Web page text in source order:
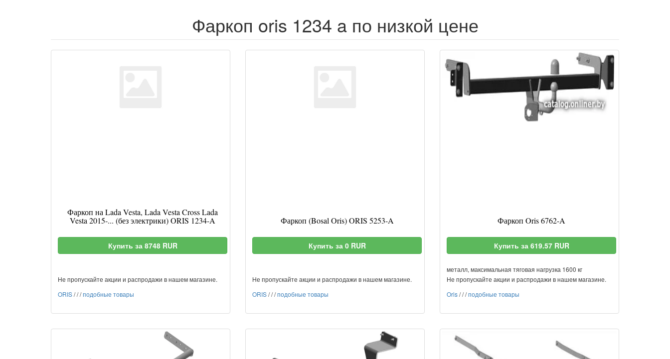
Фаркоп oris 1234 a по низкой цене
Фаркоп на Lada Vesta, Lada Vesta Cross Lada
Vesta 2015-... (без электрики) ORIS 1234-A
Купить за 8748 RUR
Не пропускайте акции и распродажи в нашем магазине.
ORIS///подобные товары
Фаркоп (Bosal Oris) ORIS 5253-A
Купить за 0 RUR
Не пропускайте акции и распродажи в нашем магазине.
ORIS///подобные товары
Фаркоп Oris 6762-A
Купить за 619.57 RUR
металл, максимальная тяговая нагрузка 1600 кг
Не пропускайте акции и распродажи в нашем магазине.
Oris///подобные товары